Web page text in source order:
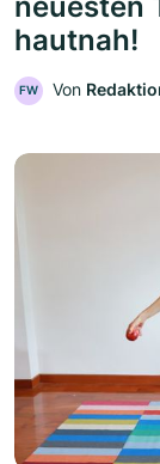
hautnah!
FW Von